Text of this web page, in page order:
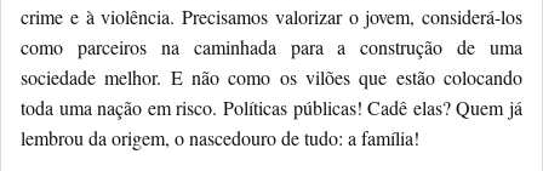
crime e à violência. Precisamos valorizar o jovem, considerá-los
como parceiros na caminhada para a construção de uma
sociedade melhor. E não como os vilões que estão colocando
toda uma nação em risco. Políticas públicas! Cadê elas? Quem já
lembrou da origem, o nascedouro de tudo: a família!